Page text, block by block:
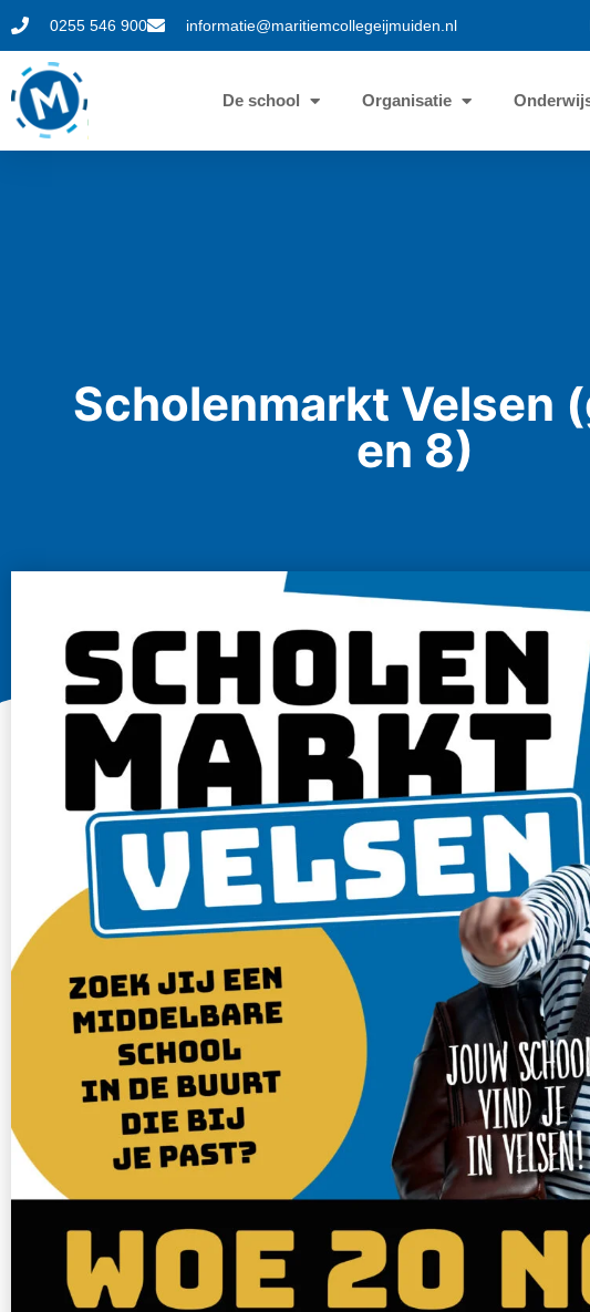
0255 546 900 informatie@maritiemcollegeijmuiden.nl
De school Organisatie
Scholenmarkt Velsen
en 8)